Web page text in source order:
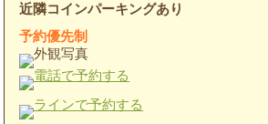
近隣コインパーキングあり
予約優先制